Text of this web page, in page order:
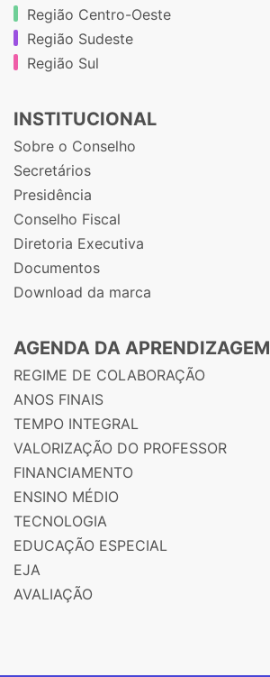
Região Centro-Oeste
Região Sudeste
Região Sul
INSTITUCIONAL
Sobre o Conselho
Secretários
Presidência
Conselho Fiscal
Diretoria Executiva
Documentos
Download da marca
AGENDA DA APRENDIZAGEM
REGIME DE COLABORAÇÃO
ANOS FINAIS
TEMPO INTEGRAL
VALORIZAÇÃO DO PROFESSOR
FINANCIAMENTO
ENSINO MÉDIO
TECNOLOGIA
EDUCAÇÃO ESPECIAL
EJA
AVALIAÇÃO